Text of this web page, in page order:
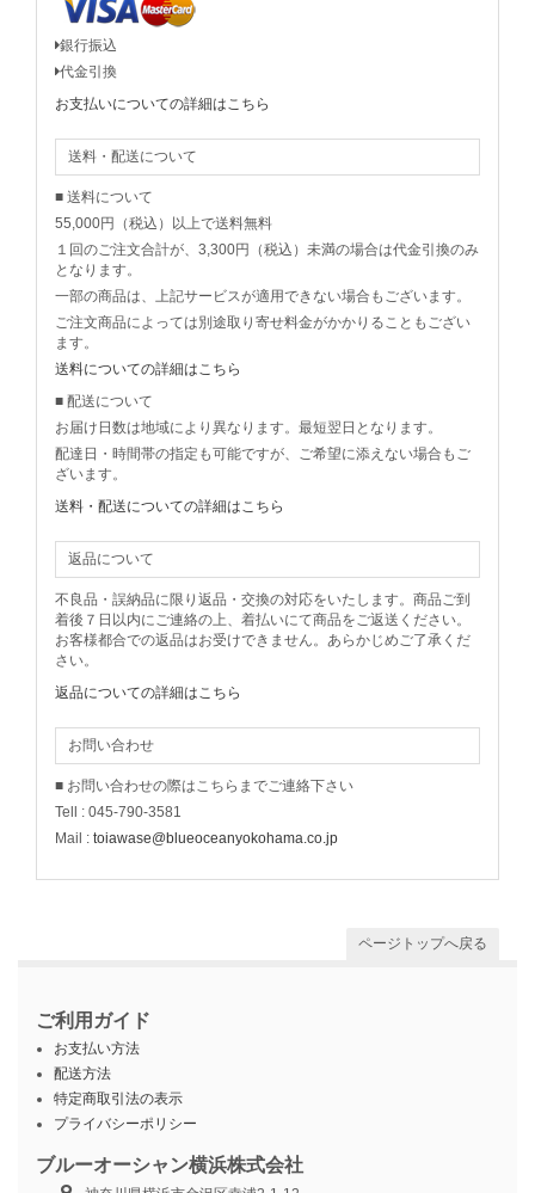
銀行振込
代金引換
お支払いについての詳細はこちら
送料・配送について
■ 送料について
55,000円（税込）以上で送料無料
１回のご注文合計が、3,300円（税込）未満の場合は代金引換のみ
となります。
一部の商品は、上記サービスが適用できない場合もございます。
ご注文商品によっては別途取り寄せ料金がかかりることもござい
ます。
送料についての詳細はこちら
■ 配送について
お届け日数は地域により異なります。最短翌日となります。
配達日・時間帯の指定も可能ですが、ご希望に添えない場合もご
ざいます。
送料・配送についての詳細はこちら
返品について
不良品・誤納品に限り返品・交換の対応をいたします。商品ご到
着後７日以内にご連絡の上、着払いにて商品をご返送ください。
お客様都合での返品はお受けできません。あらかじめご了承くだ
さい。
返品についての詳細はこちら
お問い合わせ
■ お問い合わせの際はこちらまでご連絡下さい
Tell : 045-790-3581
Mail : toiawase@blueoceanyokohama.co.jp
ページトップへ戻る
ご利用ガイド
お支払い方法
配送方法
特定商取引法の表示
プライバシーポリシー
ブルーオーシャン横浜株式会社